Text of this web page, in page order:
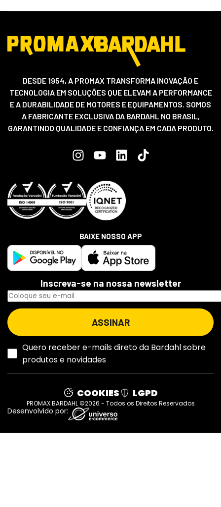
DESDE 1954, A PROMAX TRANSFORMA INOVAÇÃO E
TECNOLOGIA EM SOLUÇÕES QUE ELEVAM A PERFORMANCE
E A DURABILIDADE DE MOTORES E EQUIPAMENTOS. SOMOS
A FABRICANTE EXCLUSIVA DA BARDAHL NO BRASIL,
GARANTINDO QUALIDADE E CONFIANÇA EM CADA PRODUTO.
Inscreva-se na nossa newsletter
Quero receber e-mails direto da Bardahl sobre
produtos e novidades
BAIXE NOSSO APP
COOKIES LGPD
PROMAX BARDAHL ©2026 - Todos os Direitos Reservados
Desenvolvido por: